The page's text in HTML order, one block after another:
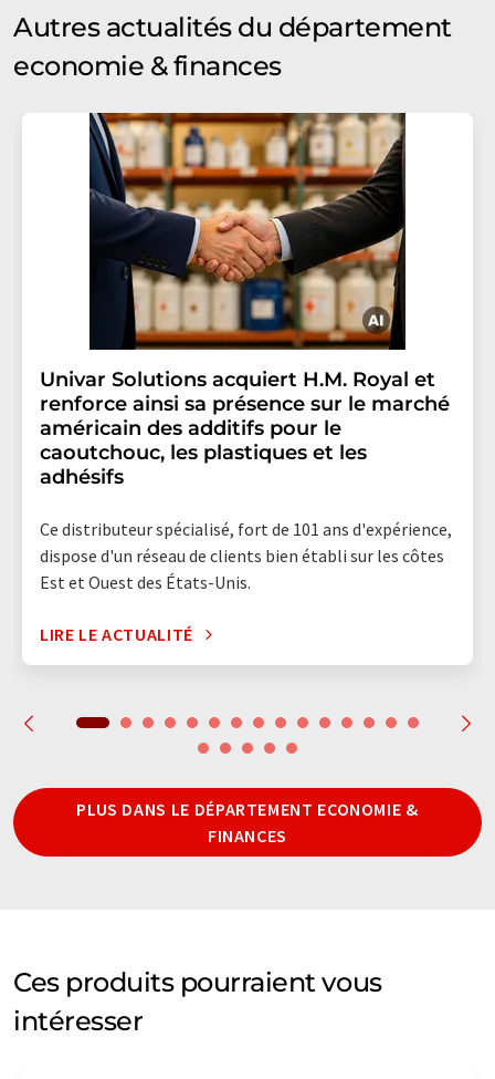
Autres actualités du département
economie & finances
Univar Solutions acquiert H.M. Royal et
renforce ainsi sa présence sur le marché
américain des additifs pour le
caoutchouc, les plastiques et les
adhésifs
Ce distributeur spécialisé, fort de 101 ans d'expérience,
dispose d'un réseau de clients bien établi sur les côtes
Est et Ouest des États-Unis.
LIRE LE ACTUALITÉ
PLUS DANS LE DÉPARTEMENT ECONOMIE &
FINANCES
Ces produits pourraient vous
intéresser